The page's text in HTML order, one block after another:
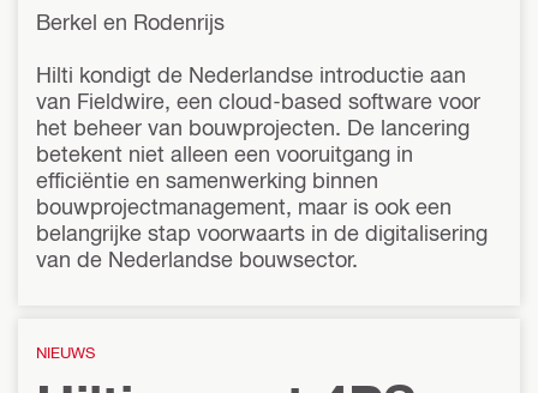
Berkel en Rodenrijs
Hilti kondigt de Nederlandse introductie aan
van Fieldwire, een cloud-based software voor
het beheer van bouwprojecten. De lancering
betekent niet alleen een vooruitgang in
efficiëntie en samenwerking binnen
bouwprojectmanagement, maar is ook een
belangrijke stap voorwaarts in de digitalisering
van de Nederlandse bouwsector.
NIEUWS